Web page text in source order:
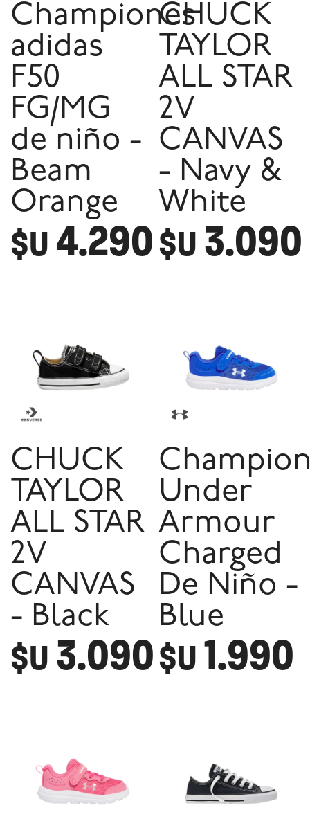
Championes
adidas
F50
FG/MG
de niño -
Beam
Orange
$U 4.290
CHUCK
TAYLOR
ALL STAR
2V
CANVAS
- Navy &
White
$U 3.090
CHUCK
TAYLOR
ALL STAR
2V
CANVAS
- Black
$U 3.090
Under
Armour
Charged
De Niño -
Blue
$U1.990